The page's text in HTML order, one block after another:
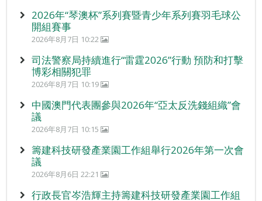
2026年“琴澳杯”系列賽暨青少年系列賽羽毛球公
開組賽事
2026年8月7日 10:22
司法警察局持續進行“雷霆2026”行動 預防和打擊
博彩相關犯罪
2026年8月7日 10:19
中國澳門代表團參與2026年“亞太反洗錢組織”會
議
2026年8月7日 10:15
籌建科技研發產業園工作組舉行2026年第一次會
議
2026年8月6日 22:21
行政長官岑浩輝主持籌建科技研發產業園工作組